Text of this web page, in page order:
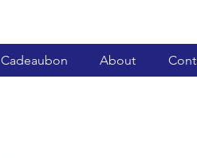
Cadeaubon About